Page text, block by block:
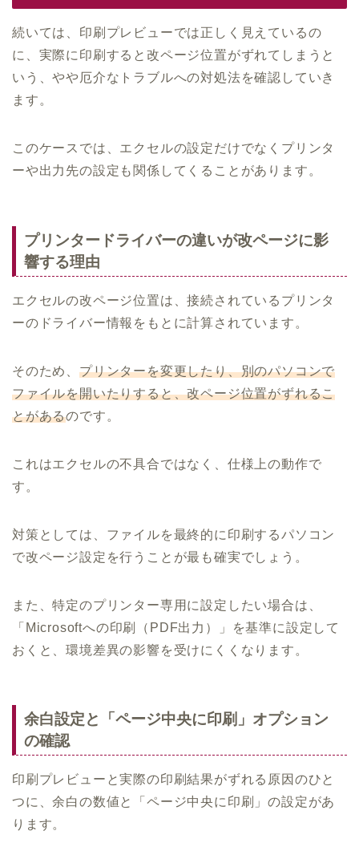
続いては、印刷プレビューでは正しく見えているの
に、実際に印刷すると改ページ位置がずれてしまうと
いう、やや厄介なトラブルへの対処法を確認していき
ます。
このケースでは、エクセルの設定だけでなくプリンタ
ーや出力先の設定も関係してくることがあります。
プリンタードライバーの違いが改ページに影
響する理由
エクセルの改ページ位置は、接続されているプリンタ
ーのドライバー情報をもとに計算されています。
そのため、 プリンターを変更したり、別のパソコンで
ファイルを開いたりすると、改ページ位置がずれるこ
とがあるのです。
これはエクセルの不具合ではなく、仕様上の動作で
す。
対策としては、ファイルを最終的に印刷するパソコン
で改ページ設定を行うことが最も確実でしょう。
また、特定のプリンター専用に設定したい場合は、
「Microsoftへの印刷（PDF出力）」を基準に設定して
おくと、環境差異の影響を受けにくくなります。
余白設定と「ページ中央に印刷」オプション
の確認
印刷プレビューと実際の印刷結果がずれる原因のひと
つに、余白の数値と「ページ中央に印刷」の設定があ
ります。